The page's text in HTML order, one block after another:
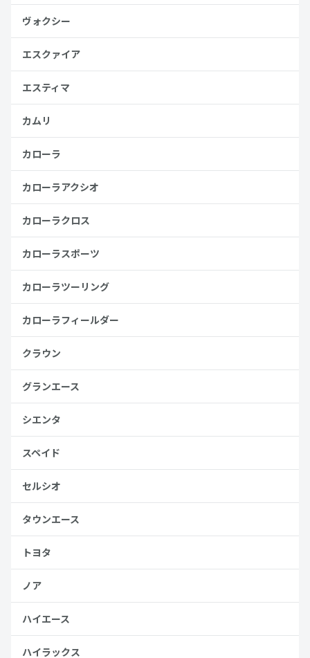
ヴォクシー
エスクァイア
エスティマ
カムリ
カローラ
カローラアクシオ
カローラクロス
カローラスポーツ
カローラツーリング
カローラフィールダー
クラウン
グランエース
シエンタ
スペイド
セルシオ
タウンエース
トヨタ
ノア
ハイエース
ハイラックス